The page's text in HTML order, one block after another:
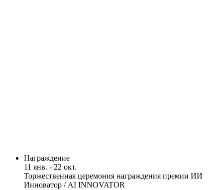
Награждение
11 янв. - 22 окт.
Торжественная церемония награждения премии ИИ
Инноватор / AI INNOVATOR